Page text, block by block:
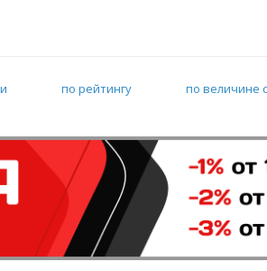
по рейтингу по величине